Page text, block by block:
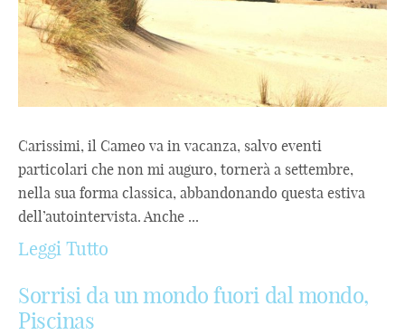
Carissimi, il Cameo va in vacanza, salvo eventi
particolari che non mi auguro, tornerà a settembre,
nella sua forma classica, abbandonando questa estiva
dell’autointervista. Anche ...
Leggi Tutto
Sorrisi da un mondo fuori dal mondo,
Piscinas